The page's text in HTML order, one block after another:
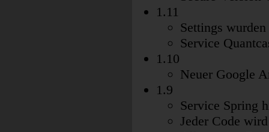
1.11
Settings
Service
1.10
Neuer Google
1.9
Service Spring
Jeder Code